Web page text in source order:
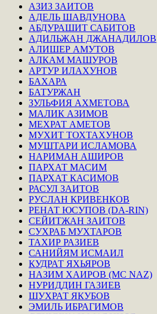
АЗИЗ ЗАИТОВ
АДЕЛЬ ШАВДУНОВА
АБДУРАШИТ САБИТОВ
АДИЛЬЖАН ДЖАНАДИЛОВ
АЛИШЕР АМУТОВ
АЛКАМ МАШУРОВ
АРТУР ИЛАХУНОВ
БАХАРА
БАТУРЖАН
ЗУЛЬФИЯ АХМЕТОВА
МАЛИК АЗИМОВ
МЕХРАТ АМЕТОВ
МУХИТ ТОХТАХУНОВ
МУШТАРИ ИСЛАМОВА
НАРИМАН АШИРОВ
ПАРХАТ МАСИМ
ПАРХАТ КАСИМОВ
РАСУЛ ЗАИТОВ
РУСЛАН КРИВЕНКОВ
РЕНАТ ЮСУПОВ (DA-RIN)
СЕЙИТЖАН ЗАИТОВ
СУХРАБ МУХТАРОВ
ТАХИР РАЗИЕВ
САНИЙЯМ ИСМАИЛ
КУДРАТ ЯХЬЯРОВ
НАЗИМ ХАИРОВ (MC NAZ)
НУРИДДИН ГАЗИЕВ
ШУХРАТ ЯКУБОВ
ЭМИЛЬ ИБРАГИМОВ